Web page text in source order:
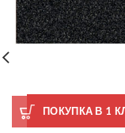
ПОКУПКА В 1